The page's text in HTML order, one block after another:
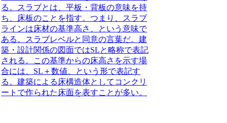
る。スラブとは、平板・背板の意味を持
ち、床板のことを指す。つまり、スラブ
ラインは床材の基準高さ、という意味で
ある。スラブレベルと同意の言葉だ。建
築・設計関係の図面ではSLと略称で表記
される。この基準からの床高さを示す場
合には、SL＋数値、という形で表記す
る。建築による床構造体としてコンクリ
ートで作られた床面を表すことが多い。